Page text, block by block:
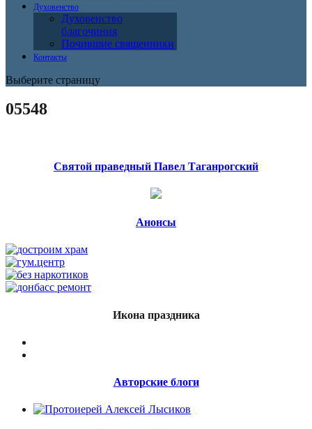
Духовенство
Духовенство
благочиния
Почившие священники
Контакты
Выберите страницу
05548
Святой праведный Павел Таганрогский
Анонсы
Икона праздника
Авторские блоги